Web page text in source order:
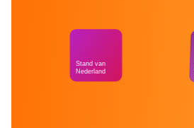
Stand van
Nederland